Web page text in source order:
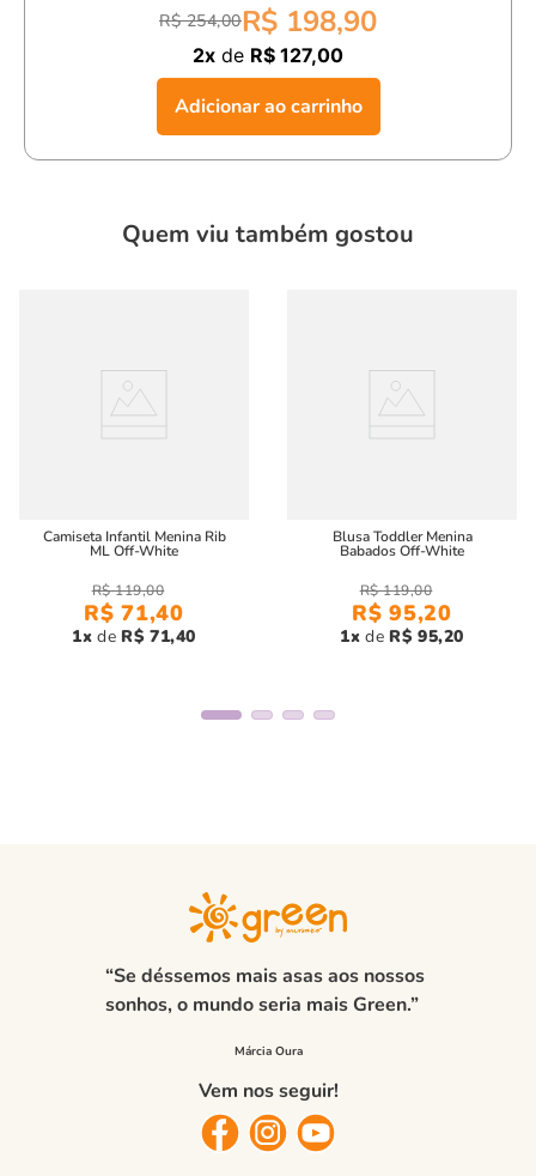
R$ 254,00R$ 198,90
2x de R$ 127,00
Adicionar ao carrinho
Quem viu também gostou
Camiseta Infantil Menina Rib
ML Off-White
R$ 119,00
R$ 71,40
1 R$ 71,40
Blusa Toddler Menina
Babados Off-White
R$ 119,00
R$ 95,20
1 R$ 95,20
“Se déssemos mais asas aos nossos
sonhos, o mundo seria mais Green.”
Vem nos seguir!